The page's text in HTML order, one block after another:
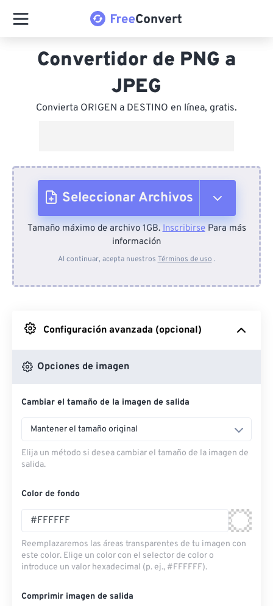
Convertidor de PNG a
JPEG
Convierta ORIGEN a DESTINO en línea, gratis.
Seleccionar Archivos
Desde el dispositivo
Desde Google Drive
Desde OneDrive
Desde URL
Tamaño máximo de archivo 1GB.InscribirsePara más
información
Al continuar, acepta nuestros Términos de uso .
Configuración avanzada (opcional)
Opciones de imagen
Cambiar el tamaño de la imagen de salida
Mantener el tamaño original
Elija un método si desea cambiar el tamaño de la imagen de
salida.
Color de fondo
Reemplazaremos las áreas transparentes de tu imagen con
este color. Elige un color con el selector de color o
introduce un valor hexadecimal (p. ej., #FFFFFF).
Comprimir imagen de salida